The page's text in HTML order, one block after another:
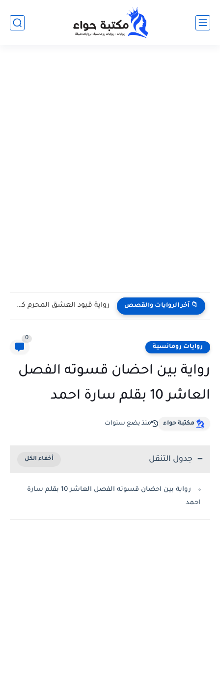
📁 آخر الروايات والقصص رواية قيود العشق المحرم كاملة وحصرية بقلم يوكا
روايات رومانسية
0
رواية بين احضان قسوته الفصل
العاشر 10 بقلم سارة احمد
مكتبة حواء منذ بضع سنوات
جدول التنقل
رواية بين احضان قسوته الفصل العاشر 10 بقلم سارة
احمد